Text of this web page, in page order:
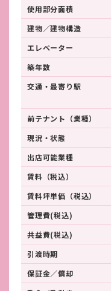
使用部分面積
建物／建物構造
エレベーター
築年数
交通・最寄り駅
前テナント（業種）
現況・状態
出店可能業種
賃料（税込）
賃料坪単価（税込）
管理費(税込)
共益費(税込)
引渡時期
保証金／償却